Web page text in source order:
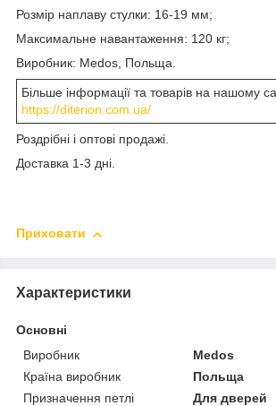
Розмір наплаву стулки: 16-19 мм;
Максимальне навантаження: 120 кг;
Виробник: Medos, Польща.
Більше інформації та товарів на нашому
https://diterion.com.ua/
Роздрібні і оптові продажі.
Доставка 1-3 дні.
Приховати
Характеристики
Основні
Виробник
Medos
Країна виробник
Польща
Призначення петлі
Для дверей